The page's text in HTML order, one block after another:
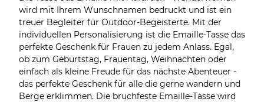
wird mit Ihrem Wunschnamen bedruckt und ist ein
treuer Begleiter für Outdoor-Begeisterte. Mit der
individuellen Personalisierung ist die Emaille-Tasse das
perfekte Geschenk für Frauen zu jedem Anlass. Egal,
ob zum Geburtstag, Frauentag, Weihnachten oder
einfach als kleine Freude für das nächste Abenteuer -
das perfekte Geschenk für alle die gerne wandern und
Berge erklimmen. Die bruchfeste Emaille-Tasse wird